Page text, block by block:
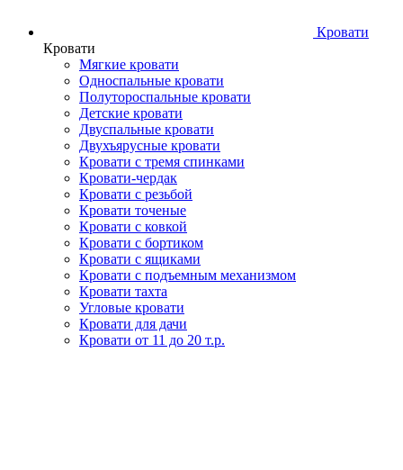
Кровати
Кровати
Мягкие кровати
Односпальные кровати
Полутороспальные кровати
Детские кровати
Двуспальные кровати
Двухъярусные кровати
Кровати с тремя спинками
Кровати-чердак
Кровати с резьбой
Кровати точеные
Кровати с ковкой
Кровати с бортиком
Кровати с ящиками
Кровати с подъемным механизмом
Кровати тахта
Угловые кровати
Кровати для дачи
Кровати от 11 до 20 т.р.